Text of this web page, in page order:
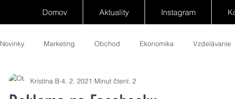
Domov Aktuality Instagram
Novinky Marketing Obchod Ekonomika Vzdelávanie
Kristína B 4. 2. 2021 Minut čtení: 2